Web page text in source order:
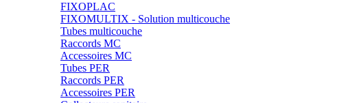
FIXOPLAC
FIXOMULTIX - Solution multicouche
Tubes multicouche
Raccords MC
Accessoires MC
Tubes PER
Raccords PER
Accessoires PER